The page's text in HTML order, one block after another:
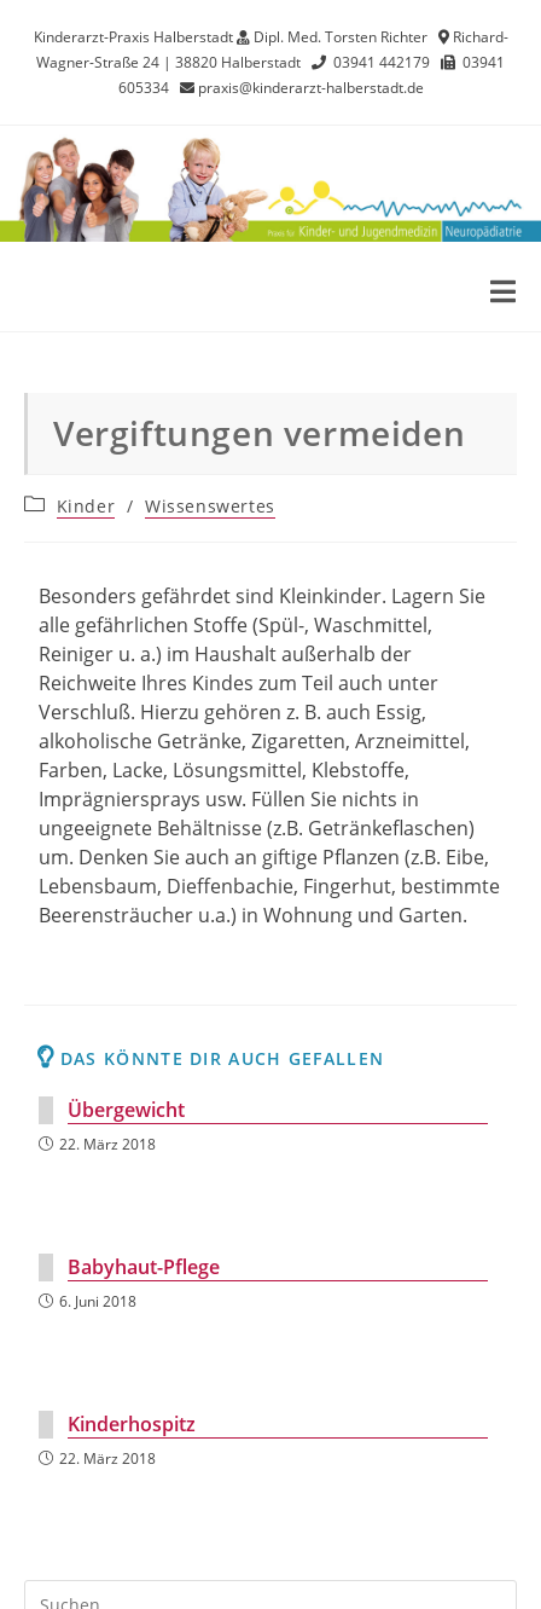
Kinderarzt-Praxis Halberstadt Dipl. Med. Torsten Richter
Richard-
Wagner-Straße 24 | 38820 Halberstadt
03941 442179
03941
605334
praxis@kinderarzt-halberstadt.de
Vergiftungen vermeiden
Kinder / Wissenswertes
Besonders gefährdet sind Kleinkinder. Lagern Sie
alle gefährlichen Stoffe (Spül-, Waschmittel,
Reiniger u. a.) im Haushalt außerhalb der
Reichweite Ihres Kindes zum Teil auch unter
Verschluß. Hierzu gehören z. B. auch Essig,
alkoholische Getränke, Zigaretten, Arzneimittel,
Farben, Lacke, Lösungsmittel, Klebstoffe,
Imprägniersprays usw. Füllen Sie nichts in
ungeeignete Behältnisse (z.B. Getränkeflaschen)
um. Denken Sie auch an giftige Pflanzen (z.B. Eibe,
Lebensbaum, Dieffenbachie, Fingerhut, bestimmte
Beerensträucher u.a.) in Wohnung und Garten.
DAS KÖNNTE DIR AUCH GEFALLEN
Übergewicht
22. März 2018
Babyhaut-Pflege
6. Juni 2018
Kinderhospitz
22. März 2018